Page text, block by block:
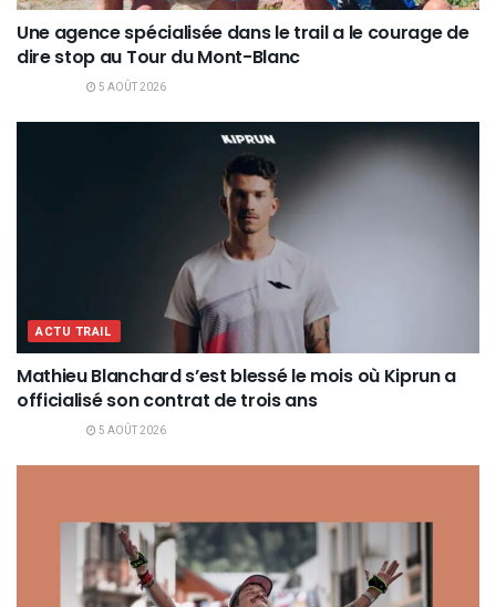
Une agence spécialisée dans le trail a le courage de
dire stop au Tour du Mont-Blanc
5 AOÛT 2026
ACTU TRAIL
Mathieu Blanchard s’est blessé le mois où Kiprun a
officialisé son contrat de trois ans
5 AOÛT 2026